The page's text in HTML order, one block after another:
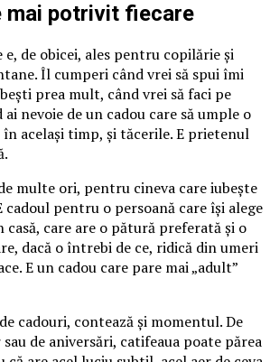
mai potrivit fiecare
e, de obicei, ales pentru copilărie și
Îl cumperi când vrei să spui îmi
prea mult, când vrei să faci pe
ai nevoie de un cadou care să umple o
în același timp, și tăcerile. E prietenul
multe ori, pentru cineva care iubește
pentru o persoană care își alege
care are o pătură preferată și o
dacă o întrebi de ce, ridică din umeri
E un cadou care pare mai „adult”
cadouri, contează și momentul. De
de aniversări, catifeaua poate părea